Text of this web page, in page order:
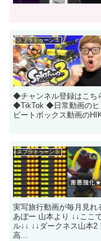
スプラトゥーン３
◆チャンネル登録はこ
◆TikTok ◆日常動画の
ビートボックス動画の
スプラトゥーン３
実写旅行動画が毎月見れ
あぼー 山本より ↓↓ここ
ル↓↓ ↓↓ダークネス山本2
高...